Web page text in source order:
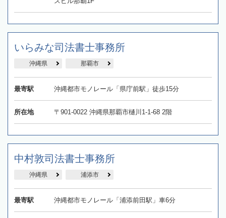
いらみな司法書士事務所
沖縄県 那覇市
最寄駅 沖縄都市モノレール「県庁前駅」徒歩15分
所在地 〒901-0022 沖縄県那覇市樋川1-1-68 2階
中村敦司法書士事務所
沖縄県 浦添市
最寄駅 沖縄都市モノレール「浦添前田駅」車6分